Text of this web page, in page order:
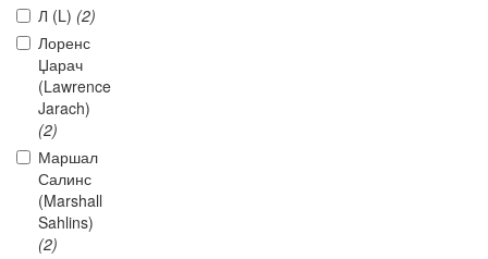
Л (L) (2)
Лоренс
Џарач
(Lawrence
Jarach)
(2)
Маршал
Салинс
(Marshall
Sahlins)
(2)